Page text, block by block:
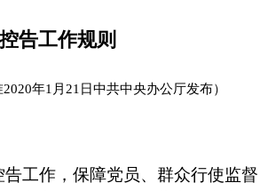
告工作规则
年1月21日中共中央办公厅发布）
工作，保障党员、群众行使监督